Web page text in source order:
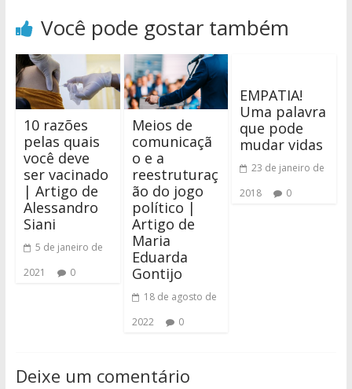
Você pode gostar também
10 razões
pelas quais
você deve
ser vacinado
| Artigo de
Alessandro
Siani
5 de janeiro de
2021
0
Meios de
comunicaçã
o e a
reestruturaç
ão do jogo
político |
Artigo de
Maria
Eduarda
Gontijo
18 de agosto de
2022
0
EMPATIA!
Uma palavra
que pode
mudar vidas
23 de janeiro de
2018
0
Deixe um comentário